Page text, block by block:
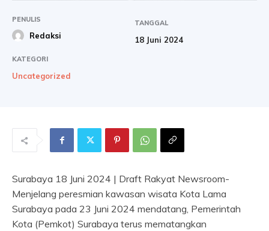
PENULIS
Redaksi
TANGGAL
18 Juni 2024
KATEGORI
Uncategorized
Surabaya 18 Juni 2024 | Draft Rakyat Newsroom-
Menjelang peresmian kawasan wisata Kota Lama
Surabaya pada 23 Juni 2024 mendatang, Pemerintah
Kota (Pemkot) Surabaya terus mematangkan